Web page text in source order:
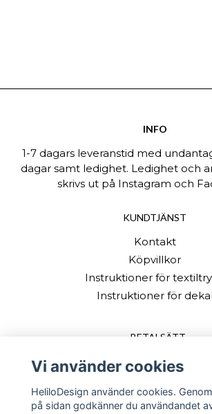
INFO
1-7 dagars leveranstid med
dagar samt ledighet. Ledighet och
skrivs ut på Instagram och
KUNDTJÄNST
Kontakt
Köpvillkor
Instruktioner för
Instruktioner för dekal
BETALSÄTT
Vi använder cookies
HeliloDesign använder cookies.
på sidan godkänner du användandet